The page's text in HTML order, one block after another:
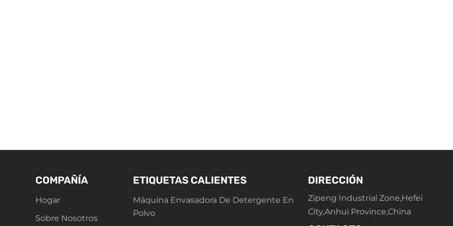
COMPAÑÍA
Hogar
Sobre Nosotros
ETIQUETAS CALIENTES
Máquina Envasadora De Detergente En
Polvo
DIRECCIÓN
Zipeng Industrial Zone,Hefei
City,Anhui Province,China